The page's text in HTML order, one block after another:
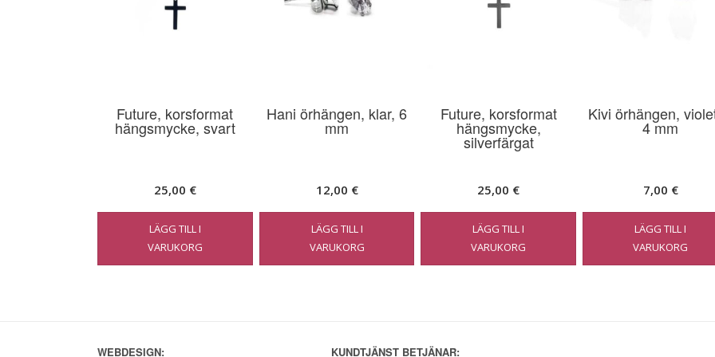
Future, korsformat
hängsmycke, svart
25,00 €
LÄGG TILL I
VARUKORG
Hani örhängen, klar, 6
mm
12,00 €
LÄGG TILL I
VARUKORG
Future, korsformat
hängsmycke,
silverfärgat
25,00 €
LÄGG TILL I
VARUKORG
Kivi örhängen,
4 mm
7,00 €
LÄGG TILL I
VARUKORG
WEBDESIGN: KUNDTJÄNST BETJÄNAR: